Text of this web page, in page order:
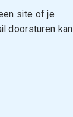
site of je
doorsturen kan